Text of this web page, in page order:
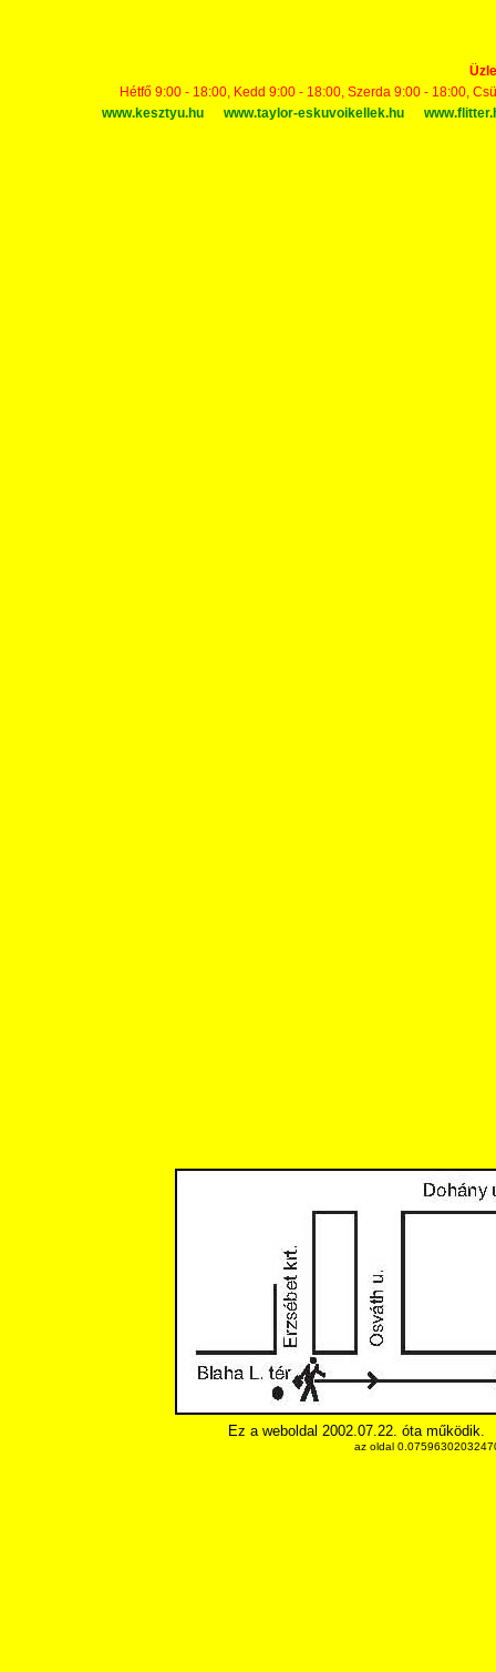
Hétfő 9:00 - 18:00, Kedd 9:00 - 18:00, Szerda 9:00 - 18:00,
www.kesztyu.hu
www.taylor-eskuvoikellek.hu
Ez a weboldal 2002.07.22. óta működik.
az oldal